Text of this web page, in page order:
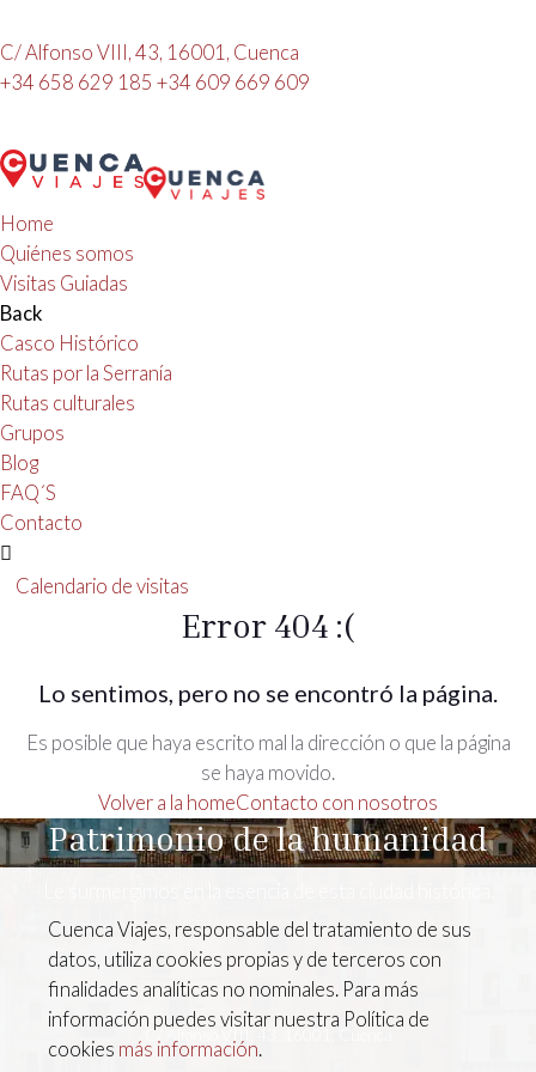
C/ Alfonso VIII, 43, 16001, Cuenca
+34 658 629 185 +34 609 669 609
Home
Quiénes somos
Visitas Guiadas
Back
Casco Histórico
Rutas por la Serranía
Rutas culturales
Grupos
Blog
FAQ´S
Contacto
Calendario de visitas
Error 404 :(
Lo sentimos, pero no se encontró la página.
Es posible que haya escrito mal la dirección o que la página
se haya movido.
Volver a la homeContacto con nosotros
Patrimonio de la humanidad
C/ Alfonso VIII, 43, 16001, Cuenca
Cuenca Viajes, responsable del tratamiento de sus
datos, utiliza cookies propias y de terceros con
finalidades analíticas no nominales. Para más
información puedes visitar nuestra Política de
cookies más información.